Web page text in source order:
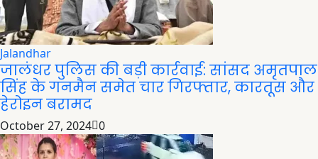
Jalandhar
जालंधर पुलिस की बड़ी कार्रवाई: सांसद अमृतपाल
सिंह के गनमैन समेत चार गिरफ्तार, कारतूस और
हेरोइन बरामद
October 27, 2024 0